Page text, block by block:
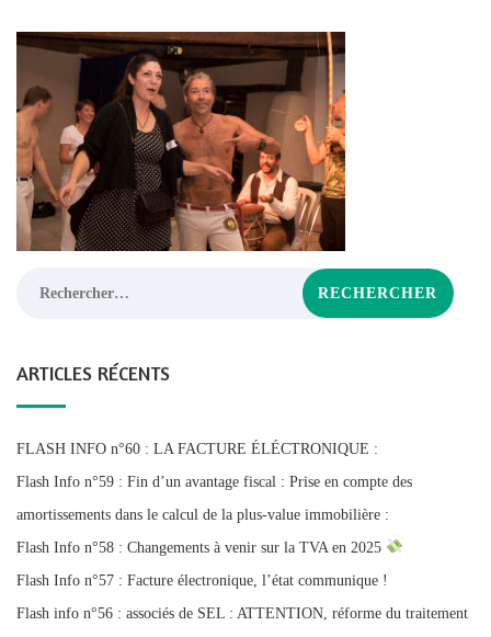
ARTICLES RÉCENTS
FLASH INFO n°60 : LA FACTURE ÉLÉCTRONIQUE :
Flash Info n°59 : Fin d’un avantage fiscal : Prise en compte des
amortissements dans le calcul de la plus-value immobilière :
Flash Info n°58 : Changements à venir sur la TVA en 2025
Flash Info n°57 : Facture électronique, l’état communique !
Flash info n°56 : associés de SEL : ATTENTION, réforme du traitement